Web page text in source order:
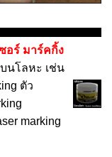
อร์ มาร์คกิ้ง
นโลหะ เช่น
ตัว
marking